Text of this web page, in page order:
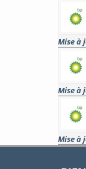
Mise à
Mise à
Mise à